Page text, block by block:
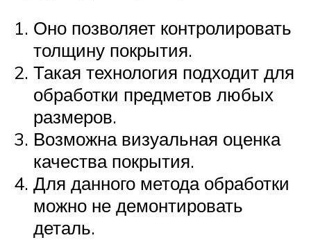
Оно позволяет контролировать
толщину покрытия.
Такая технология подходит для
обработки предметов любых
размеров.
Возможна визуальная оценка
качества покрытия.
Для данного метода обработки
можно не демонтировать
деталь.